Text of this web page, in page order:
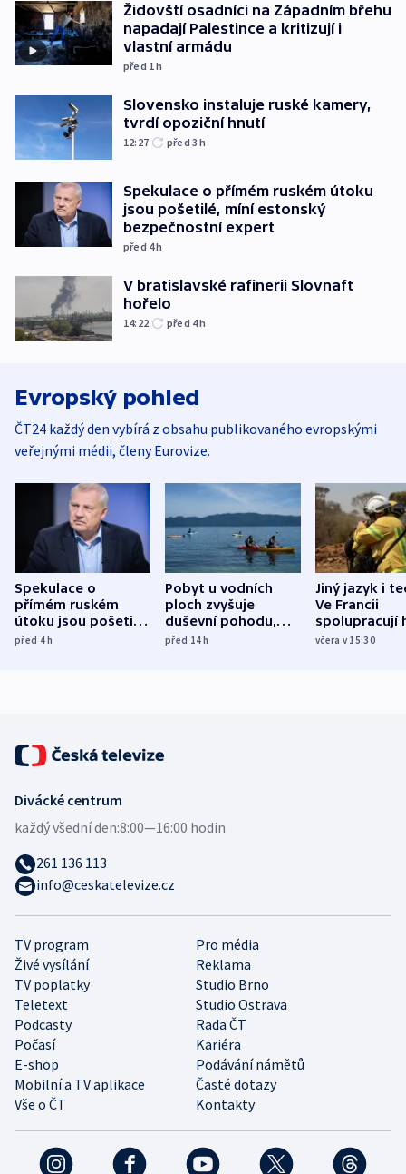
Židovští osadníci na Západním břehu
napadají Palestince a kritizují i
vlastní armádu
před 1h
Slovensko instaluje ruské kamery,
tvrdí opoziční hnutí
12:27 před 3h
Spekulace o přímém ruském útoku
jsou pošetilé, míní estonský
bezpečnostní expert
před 4h
V bratislavské rafinerii Slovnaft
hořelo
14:22 před 4h
Evropský pohled
ČT24 každý den vybírá z obsahu publikovaného evropskými
veřejnými médii, členy Eurovize.
Spekulace o
přímém ruském
útoku jsou pošetilé,
míní estonský
před 4h
Pobyt u vodních
ploch zvyšuje
duševní pohodu,
ukázala
před 14h
Jiný jazyk i
Ve Francii
spolupracují
různých zemí
včera v 15:30
TV program
Pro média
Živé vysílání
Reklama
TV poplatky
Studio Brno
Teletext
Studio Ostrava
Podcasty
Rada ČT
Počasí
Kariéra
E-shop
Podávání námětů
Mobilní a TV aplikace
Časté dotazy
Vše o ČT
Kontakty
Divácké centrum
každý všední den:8:00—16:00 hodin
261 136 113
info@ceskatelevize.cz